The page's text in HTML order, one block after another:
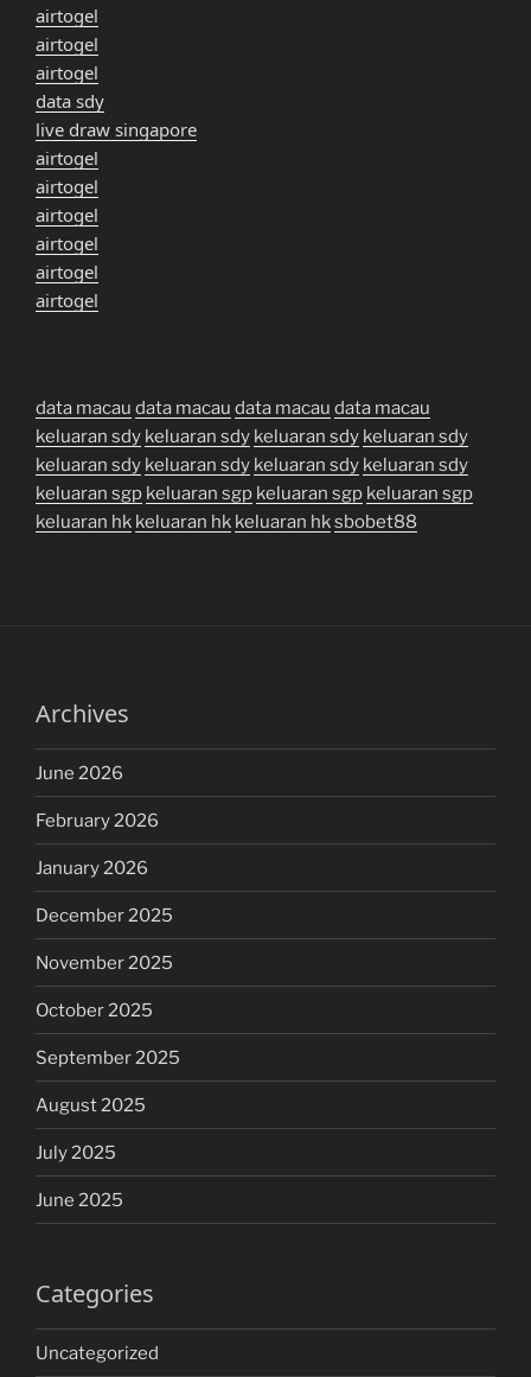
airtogel
airtogel
airtogel
data sdy
live draw singapore
airtogel
airtogel
airtogel
airtogel
airtogel
airtogel
data macau data macau data macau data macau
keluaran sdy keluaran sdy keluaran sdy keluaran sdy
keluaran sdy keluaran sdy keluaran sdy keluaran sdy
keluaran sgp keluaran sgp keluaran sgp keluaran sgp
keluaran hk keluaran hk keluaran hksbobet88
Archives
June 2026
February 2026
January 2026
December 2025
November 2025
October 2025
September 2025
August 2025
July 2025
June 2025
Categories
Uncategorized